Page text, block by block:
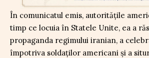
În comunicatul emis, autoritățile
timp ce locuia în Statele Unite, ea a
propaganda regimului iranian, a
împotriva soldaţilor americani şi a